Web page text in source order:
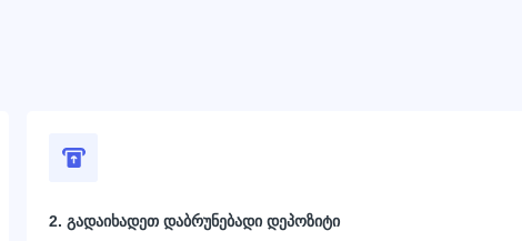
2. გადაიხადეთ დაბრუნებადი დეპოზიტი